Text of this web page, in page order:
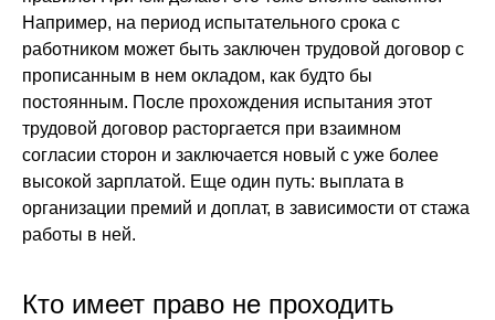
Например, на период испытательного срока с
работником может быть заключен трудовой договор с
прописанным в нем окладом, как будто бы
постоянным. После прохождения испытания этот
трудовой договор расторгается при взаимном
согласии сторон и заключается новый с уже более
высокой зарплатой. Еще один путь: выплата в
организации премий и доплат, в зависимости от стажа
работы в ней.
Кто имеет право не проходить